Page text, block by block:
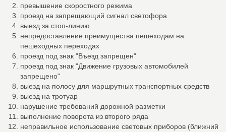
превышение скоростного режима
проезд на запрещающий сигнал светофора
выезд за стоп-линию
непредоставление преимущества пешеходам на
пешеходных переходах
проезд под знак "Въезд запрещен"
проезд под знак "Движение грузовых автомобилей
запрещено"
выезд на полосу для маршрутных транспортных средств
выезд на тротуар
нарушение требований дорожной разметки
выполнение поворота из второго ряда
неправильное использование световых приборов (ближний